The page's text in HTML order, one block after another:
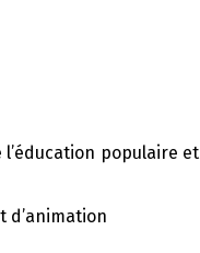
populaire et
d’animation